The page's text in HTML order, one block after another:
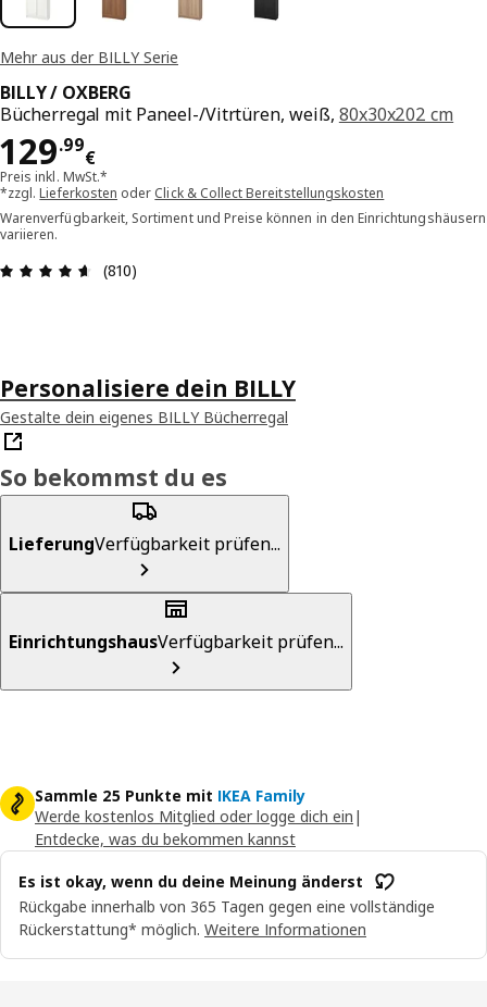
Mehr aus der BILLY Serie
BILLY / OXBERG
Bücherregal mit Paneel-/Vitrtüren, weiß, 80x30x202 cm
129.99
€
Preis 129.99€
Preis inkl. MwSt.*
*zzgl.Lieferkosten oder Click & Collect Bereitstellungskosten
Warenverfügbarkeit, Sortiment und Preise können in den Einrichtungshäusern
variieren.
Bewertung: 4.6 von 5 Sterne Alle Bewertungen:
(810)
Personalisiere dein BILLY
Gestalte dein eigenes BILLY Bücherregal
So bekommst du es
LieferungVerfügbarkeit prüfen...
EinrichtungshausVerfügbarkeit prüfen...
Sammle 25 Punkte mit IKEA Family
Werde kostenlos Mitglied oder logge dich ein |
Entdecke, was du bekommen kannst
Es ist okay, wenn du deine Meinung änderst
Rückgabe innerhalb von 365 Tagen gegen eine vollständige
Rückerstattung* möglich. Weitere Informationen